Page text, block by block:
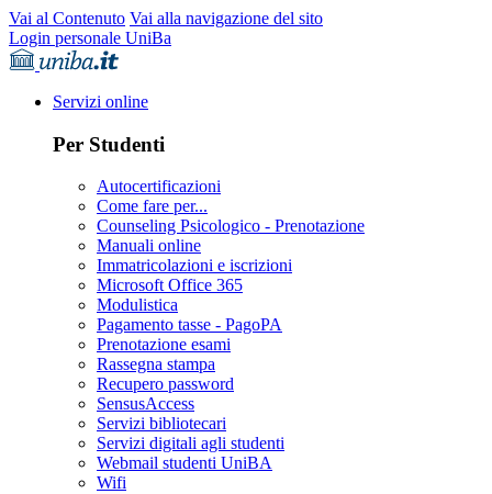
Vai al Contenuto Vai alla navigazione del sito
Login personale UniBa
Servizi online
Per Studenti
Autocertificazioni
Come fare per...
Counseling Psicologico - Prenotazione
Manuali online
Immatricolazioni e iscrizioni
Microsoft Office 365
Modulistica
Pagamento tasse - PagoPA
Prenotazione esami
Rassegna stampa
Recupero password
SensusAccess
Servizi bibliotecari
Servizi digitali agli studenti
Webmail studenti UniBA
Wifi